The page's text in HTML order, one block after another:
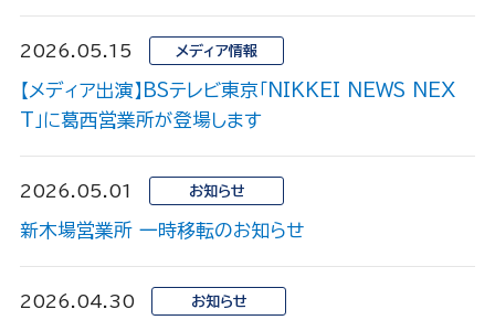
2026.05.15 メディア情報
【メディア出演】BSテレビ東京「NIKKEI NEWS NEX
T」に葛西営業所が登場します
2026.05.01 お知らせ
新木場営業所 一時移転のお知らせ
2026.04.30 お知らせ